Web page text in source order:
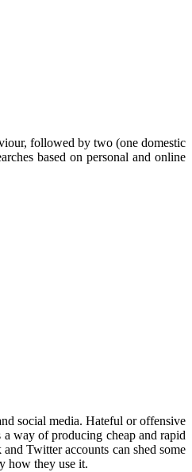
followed by two (one domestic
based on personal and online
social media. Hateful or offensive
way of producing cheap and rapid
Twitter accounts can shed some
how they use it.